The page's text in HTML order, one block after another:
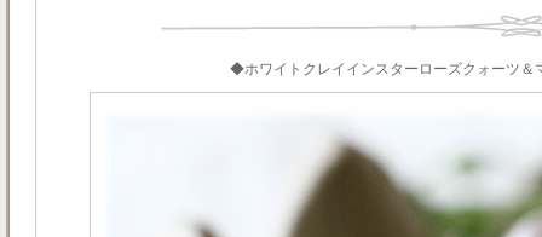
◆ホワイトクレイインスターローズクォーツ